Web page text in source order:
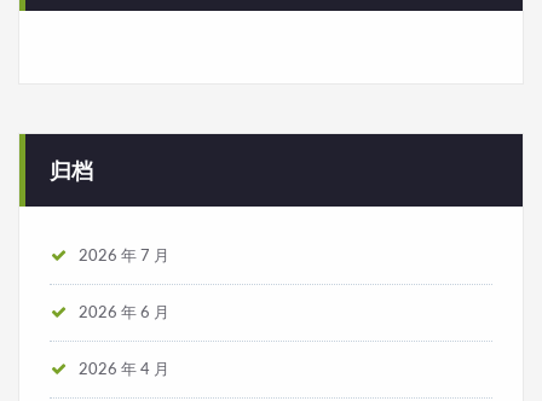
归档
2026 年 7 月
2026 年 6 月
2026 年 4 月